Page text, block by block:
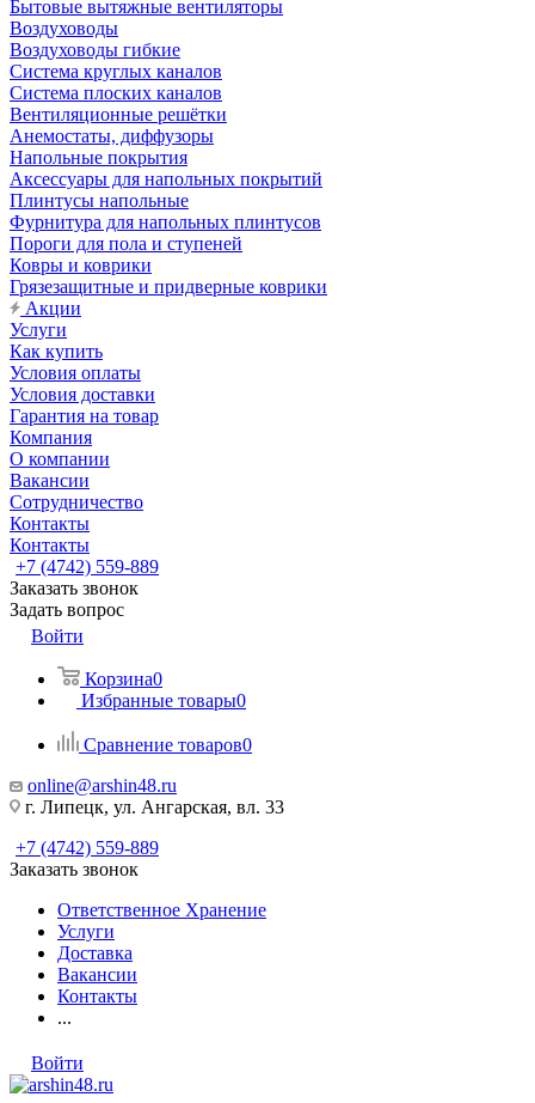
Бытовые вытяжные вентиляторы
Воздуховоды
Воздуховоды гибкие
Система круглых каналов
Система плоских каналов
Вентиляционные решётки
Анемостаты, диффузоры
Напольные покрытия
Аксессуары для напольных покрытий
Плинтусы напольные
Фурнитура для напольных плинтусов
Пороги для пола и ступеней
Ковры и коврики
Грязезащитные и придверные коврики
Акции
Услуги
Как купить
Условия оплаты
Условия доставки
Гарантия на товар
Компания
О компании
Вакансии
Сотрудничество
Контакты
Контакты
+7 (4742) 559-889
Заказать звонок
Задать вопрос
Войти
Корзина0
Избранные товары0
Сравнение товаров0
online@arshin48.ru
г. Липецк, ул. Ангарская, вл. 33
+7 (4742) 559-889
Заказать звонок
Ответственное Хранение
Услуги
Доставка
Вакансии
Контакты
...
Войти